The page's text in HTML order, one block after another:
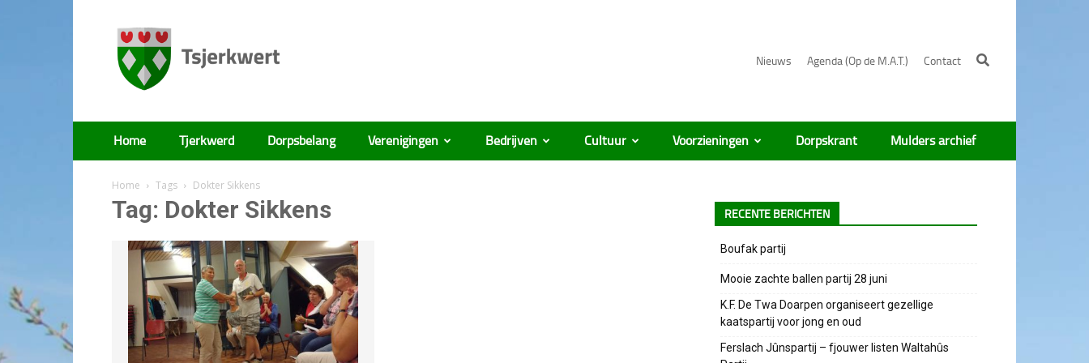
Nieuws Agenda (Op de M.A.T.) Contact
Tsjerkwert
Home Tjerkwerd Dorpsbelang Verenigingen Bedrijven Cultuur Voorzieningen Dorpskrant Mulders archief
Home Tags Dokter Sikkens
Tag: Dokter Sikkens RECENTE BERICHTEN
Boufak partij
Mooie zachte ballen partij 28 juni
K.F. De Twa Doarpen organiseert gezellige
kaatspartij voor jong en oud
Ferslach Jûnspartij – fjouwer listen Waltahûs